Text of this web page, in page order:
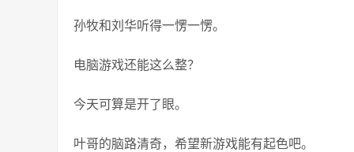
孙牧和刘华听得一愣一愣。
电脑游戏还能这么整？
今天可算是开了眼。
叶哥的脑路清奇，希望新游戏能有起色吧。